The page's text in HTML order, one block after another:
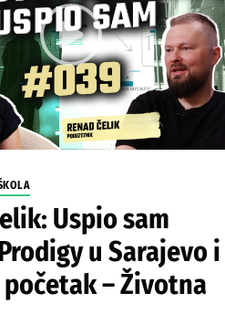
Uspio sam
u Sarajevo i
– Životna